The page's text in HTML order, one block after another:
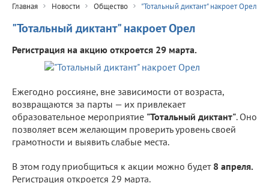
Главная Новости Общество "Тотальный диктант" накроет Орел
"Тотальный диктант" накроет Орел
Регистрация на акцию откроется 29 марта.
Ежегодно россияне, вне зависимости от возраста,
возвращаются за парты — их привлекает
образовательное мероприятие "Тотальный диктант". Оно
позволяет всем желающим проверить уровень своей
грамотности и выявить слабые места.
В этом году приобщиться к акции можно будет8 апреля.
Регистрация откроется 29 марта.